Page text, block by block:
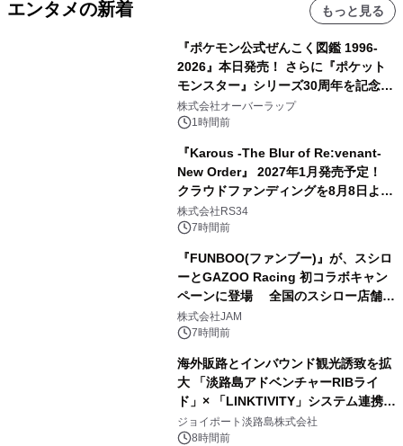
エンタメの新着 もっと見る
『ポケモン公式ぜんこく図鑑 1996-
2026』本日発売！ さらに『ポケット
モンスター』シリーズ30周年を記念し
た画集『ポケットモンスター ビジュア
ルアートブック』の発売決定！ 2026
株式会社オーバーラップ
1時間前
『Karous -The Blur of Re:venant-
New Order』 2027年1月発売予定！
クラウドファンディングを8月8日より
開始
株式会社RS34
7時間前
『FUNBOO(ファンブー)』が、スシロ
ーとGAZOO Racing 初コラボキャン
ペーンに登場 全国のスシロー店舗で
GR 4車種の FUNBOO(ミニカー)付き
メニューが展開されます
株式会社JAM
7時間前
海外販路とインバウンド観光誘致を拡
大 「淡路島アドベンチャーRIBライ
ド」× 「LINKTIVITY」システム連携を
開始！
ジョイポート淡路島株式会社
8時間前